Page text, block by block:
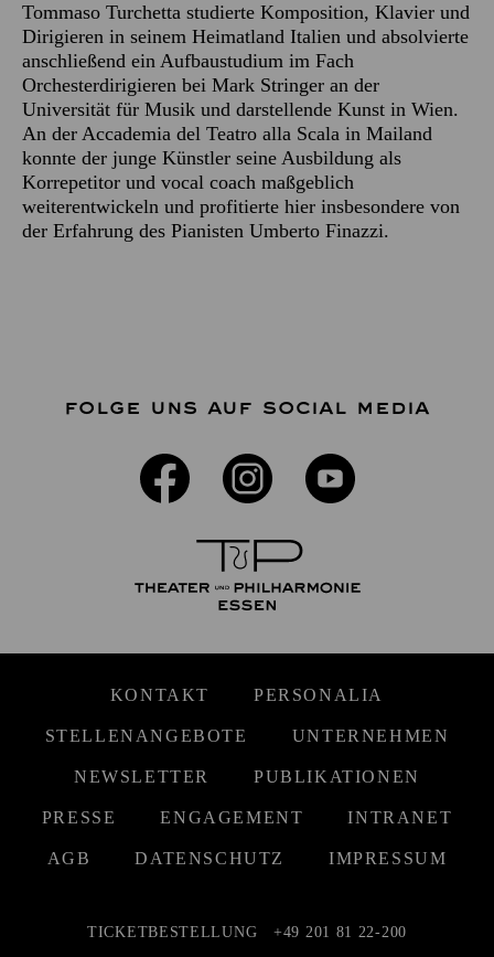
Tommaso Turchetta studierte Komposition, Klavier und
Dirigieren in seinem Heimatland Italien und absolvierte
anschließend ein Aufbaustudium im Fach
Orchesterdirigieren bei Mark Stringer an der
Universität für Musik und darstellende Kunst in Wien.
An der Accademia del Teatro alla Scala in Mailand
konnte der junge Künstler seine Ausbildung als
Korrepetitor und vocal coach maßgeblich
weiterentwickeln und profitierte hier insbesondere von
der Erfahrung des Pianisten Umberto Finazzi.
FOLGE UNS AUF SOCIAL MEDIA
KONTAKT PERSONALIA
STELLENANGEBOTE UNTERNEHMEN
NEWSLETTER PUBLIKATIONEN
PRESSE ENGAGEMENT INTRANET
AGB DATENSCHUTZ IMPRESSUM
TICKETBESTELLUNG +49 201 81 22-200